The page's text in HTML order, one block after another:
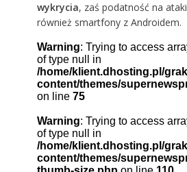
wykrycia, zaś podatność na
również smartfony z Androidem.